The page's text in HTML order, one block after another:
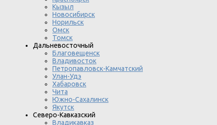
Кызыл
Новосибирск
Норильск
Омск
Томск
Дальневосточный
Благовещенск
Владивосток
Петропавловск-Камчатский
Улан-Удэ
Хабаровск
Чита
Южно-Сахалинск
Якутск
Северо-Кавказский
Владикавказ